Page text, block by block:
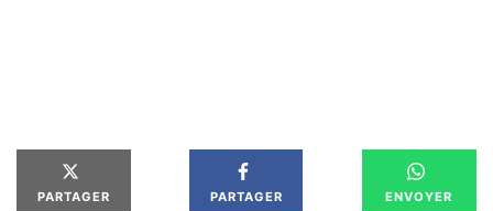
PARTAGER PARTAGER ENVOYER